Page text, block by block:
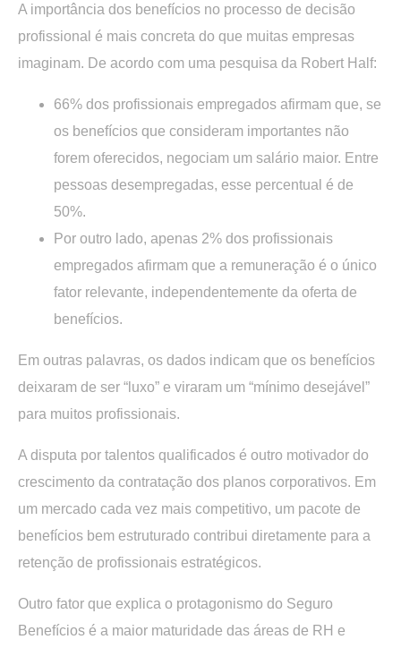
A importância dos benefícios no processo de decisão
profissional é mais concreta do que muitas empresas
imaginam. De acordo com uma pesquisa da Robert Half:
66% dos profissionais empregados afirmam que, se
os benefícios que consideram importantes não
forem oferecidos, negociam um salário maior. Entre
pessoas desempregadas, esse percentual é de
50%.
Por outro lado, apenas 2% dos profissionais
empregados afirmam que a remuneração é o único
fator relevante, independentemente da oferta de
benefícios.
Em outras palavras, os dados indicam que os benefícios
deixaram de ser “luxo” e viraram um “mínimo desejável ”
para muitos profissionais.
A disputa por talentos qualificados é outro motivador do
crescimento da contratação dos planos corporativos. Em
um mercado cada vez mais competitivo, um pacote de
benefícios bem estruturado contribui diretamente para a
retenção de profissionais estratégicos.
Outro fator que explica o protagonismo do Seguro
Benefícios é a maior maturidade das áreas de RH e